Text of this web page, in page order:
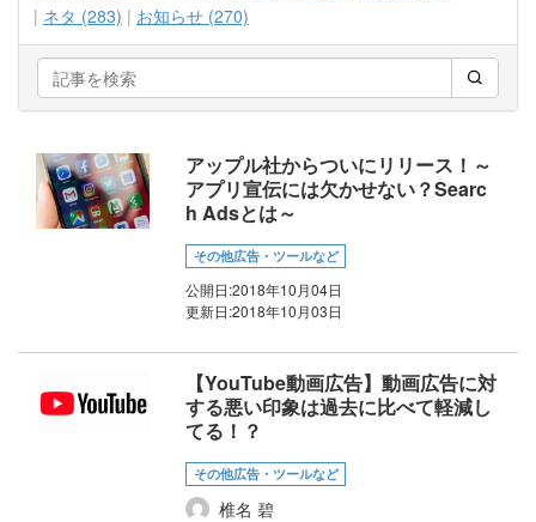
ネタ (283)
お知らせ (270)
アップル社からついにリリース！～
アプリ宣伝には欠かせない？Searc
h Adsとは～
その他広告・ツールなど
公開日:2018年10月04日
更新日:2018年10月03日
【YouTube動画広告】動画広告に対
する悪い印象は過去に比べて軽減し
てる！？
その他広告・ツールなど
椎名 碧